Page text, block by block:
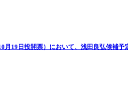
19日投開票）において、浅田良弘候補予